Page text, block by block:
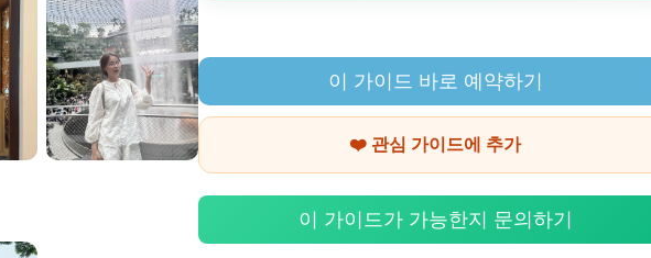
이 가이드 바로 예약하기
❤️ 관심 가이드에 추가
이 가이드가 가능한지 문의하기